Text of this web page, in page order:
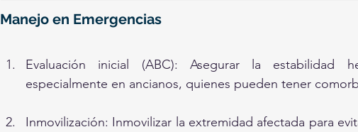
Manejo en Emergencias
Evaluación inicial (ABC): Asegurar la estabilidad
especialmente en ancianos, quienes pueden tener
Inmovilización: Inmovilizar la extremidad afectada para